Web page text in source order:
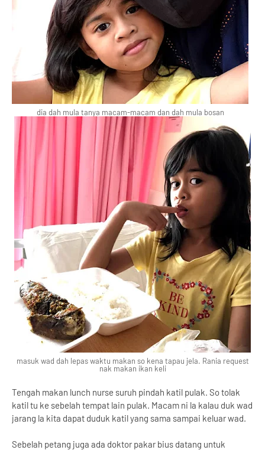
dia dah mula tanya macam-macam dan dah mula bosan
masuk wad dah lepas waktu makan so kena tapau jela. Rania request
nak makan ikan keli
Tengah makan lunch nurse suruh pindah katil pulak. So tolak
katil tu ke sebelah tempat lain pulak. Macam ni la kalau duk wad
jarang la kita dapat duduk katil yang sama sampai keluar wad.
Sebelah petang juga ada doktor pakar bius datang untuk